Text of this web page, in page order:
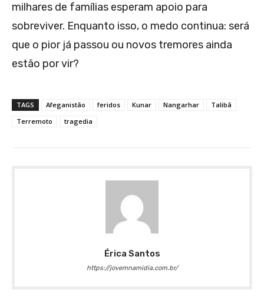
milhares de famílias esperam apoio para
sobreviver. Enquanto isso, o medo continua: será
que o pior já passou ou novos tremores ainda
estão por vir?
TAGS Afeganistão feridos Kunar Nangarhar
Talibã
Terremoto
tragedia
Érica Santos
https://jovemnamidia.com.br/